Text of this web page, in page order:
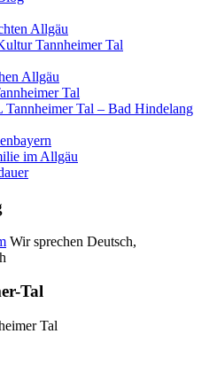
Allgäu
Tannheimer Tal
Allgäu
Tal
Tal – Bad Hindelang
im Allgäu
Wir sprechen Deutsch,
Tal
Tal